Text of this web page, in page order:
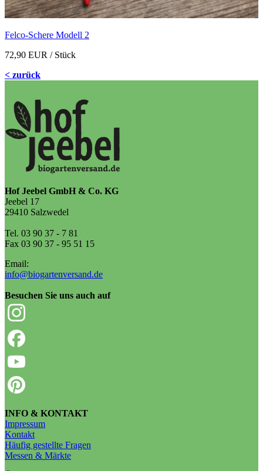
Felco-Schere Modell 2
72,90 EUR / Stück
< zurück
Hof Jeebel GmbH & Co. KG
Jeebel 17
29410 Salzwedel
Tel. 03 90 37 - 7 81
Fax 03 90 37 - 95 51 15
Email:
info@biogartenversand.de
Besuchen Sie uns auch auf
INFO & KONTAKT
Impressum
Kontakt
Häufig gestellte Fragen
Messen & Märkte